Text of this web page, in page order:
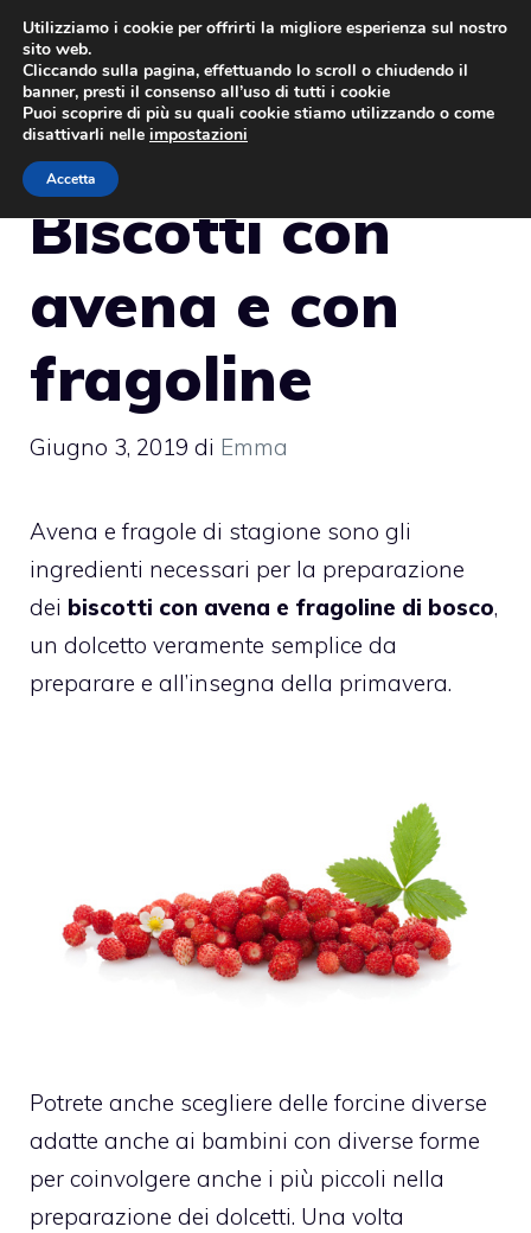
Vai
contenuto
Biscotti con
avena e con
fragoline
Giugno 3, 2019 di Emma
Avena e fragole di stagione sono gli
ingredienti necessari per la preparazione
dei biscotti con avena e fragoline di bosco,
un dolcetto veramente semplice da
preparare e all’insegna della primavera.
Potrete anche scegliere delle forcine diverse
adatte anche ai bambini con diverse forme
per coinvolgere anche i più piccoli nella
preparazione dei dolcetti. Una volta
Utilizziamo i cookie per offrirti la migliore esperienza sul nostro
sito web.
Cliccando sulla pagina, effettuando lo scroll o chiudendo il
banner, presti il consenso all’uso di tutti i cookie
Puoi scoprire di più su quali cookie stiamo utilizzando o come
disattivarli nelle impostazioni
Accetta